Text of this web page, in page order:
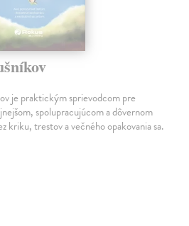
je praktickým sprievodcom pre
spolupracujúcom a dôvernom
kriku, trestov a večného opakovania sa.